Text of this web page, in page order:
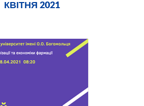
КВІТНЯ 2021